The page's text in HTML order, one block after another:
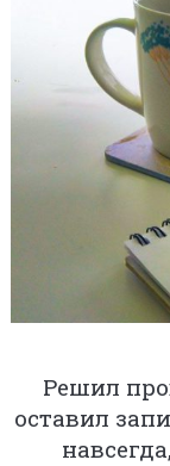
Решил
оставил